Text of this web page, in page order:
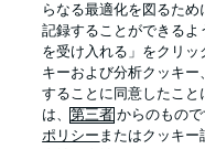
Official Partners
らなる最適化を図るた
記録することができる
を受け入れる」をクリッ
キーおよび分析クッキー
することに同意したこ
は、第三者 からのもの
ポリシー またはクッキー